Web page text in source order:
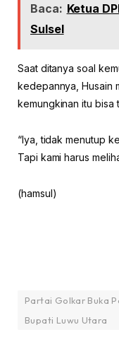
Baca: Ketua
Sulsel
Saat ditanya soal
kedepannya, Husain
kemungkinan itu bisa
“Iya, tidak menutup
Tapi kami harus
(hamsul)
Partai Golkar Buka
Bupati Luwu Utara